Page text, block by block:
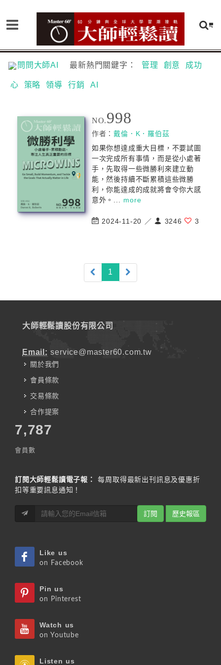
問問大師AI 最新熱門關鍵字： 管理 創意 成功
心 策略 領導 行銷 AI
NO.998
作者：戴倫．K．羅伯茲
如果你想達成重大目標，不要試圖
一次完成所有事情，而是從小處著
手，先取得一些微勝利來建立動
能，然後持續不斷累積這些微勝
利，你能達成的成就將會令你大感
意外。... more
2024-11-20 ／ 3246 3
1 (current)
大師輕鬆讀股份有限公司
Email: service@master60.com.tw
關於我們
會員條款
交易條款
合作提案
7,787
會員數
訂閱大師輕鬆讀電子報：
每周取得最新出刊訊息及優惠折
扣等重要訊息通知！
訂閱 歷史報區
Like us
on Facebook
Pin us
on Pinterest
Watch us
on Youtube
Listen us